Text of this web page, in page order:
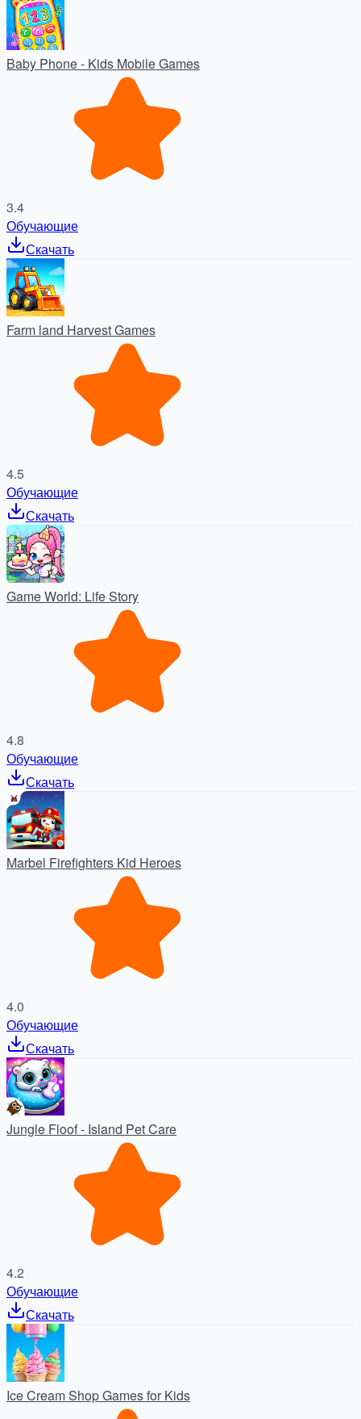
Baby Phone - Kids Mobile Games
3.4
Обучающие
Скачать
Farm land Harvest Games
4.5
Обучающие
Скачать
Game World: Life Story
4.8
Обучающие
Скачать
Marbel Firefighters Kid Heroes
4.0
Обучающие
Скачать
Jungle Floof - Island Pet Care
4.2
Обучающие
Скачать
Ice Cream Shop Games for Kids